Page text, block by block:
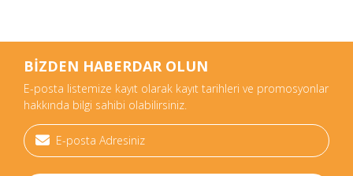
BİZDEN HABERDAR OLUN
E-posta listemize kayıt olarak kayıt tarihleri ve promosyonlar
hakkında bilgi sahibi olabilirsiniz.